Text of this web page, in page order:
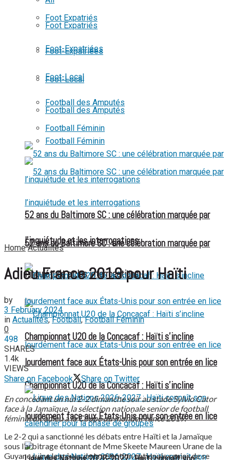
Foot Expatriés
Foot-Expatriées
Foot-Local
Football des Amputés
Football Féminin
52 ans du Baltimore SC : une célébration marquée par
l’inquiétude et les interrogations
Championnat U20 de la Concacaf : Haïti s’incline
lourdement face aux États-Unis pour son entrée en lice
Foot Expatriés
Foot-Expatriées
Foot-Local
Football des Amputés
Football Féminin
52 ans du Baltimore SC : une célébration marquée par
l’inquiétude et les interrogations
Championnat U20 de la Concacaf : Haïti s’incline
lourdement face aux États-Unis pour son entrée en lice
Home Actualités
Adieu France 2019 pour Haïti
by
3 February 2024
in Actualités,Football,Football Féminin
0
498
SHARES
1.4k
VIEWS
Share on Facebook
Share on Twitter
En concédant un nul 2-2 dimanche soir au stade Sylvio Cator
face à la Jamaïque, la sélection nationale senior de football
féminin dit adieu à la Coupe du monde France 2019.
Le 2-2 qui a sanctionné les débats entre Haïti et la Jamaïque
sous l’arbitrage étonnant de Mme Skeete Maureen Urane de la
Guyane ruine les rêves de la sélection nationale senior de se